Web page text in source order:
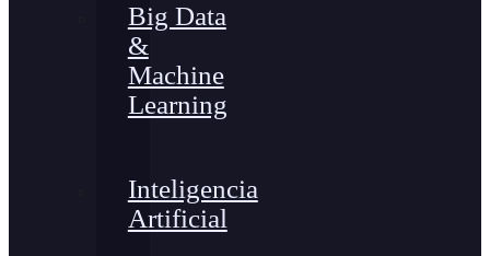
Big Data
&
Machine
Learning
Inteligencia
Artificial